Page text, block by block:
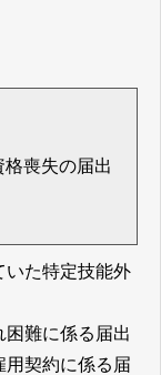
喪失の届出
いた特定技能外
難に係る届出
用契約に係る届